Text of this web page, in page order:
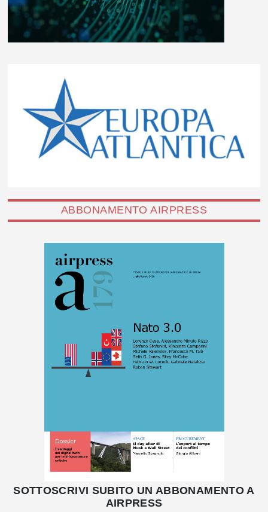
ABBONAMENTO AIRPRESS
SOTTOSCRIVI SUBITO UN ABBONAMENTO A
AIRPRESS